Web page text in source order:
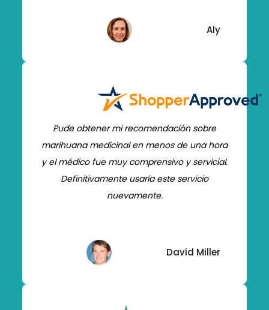
Aly
Pude obtener mi recomendación sobre
marihuana medicinal en menos de una hora
y el médico fue muy comprensivo y servicial.
Definitivamente usaría este servicio
nuevamente.
David Miller